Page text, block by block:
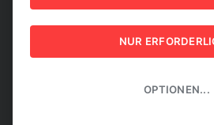
AUSTRO-"JA"
MERCOSUR-
NUR
OPTIONEN...